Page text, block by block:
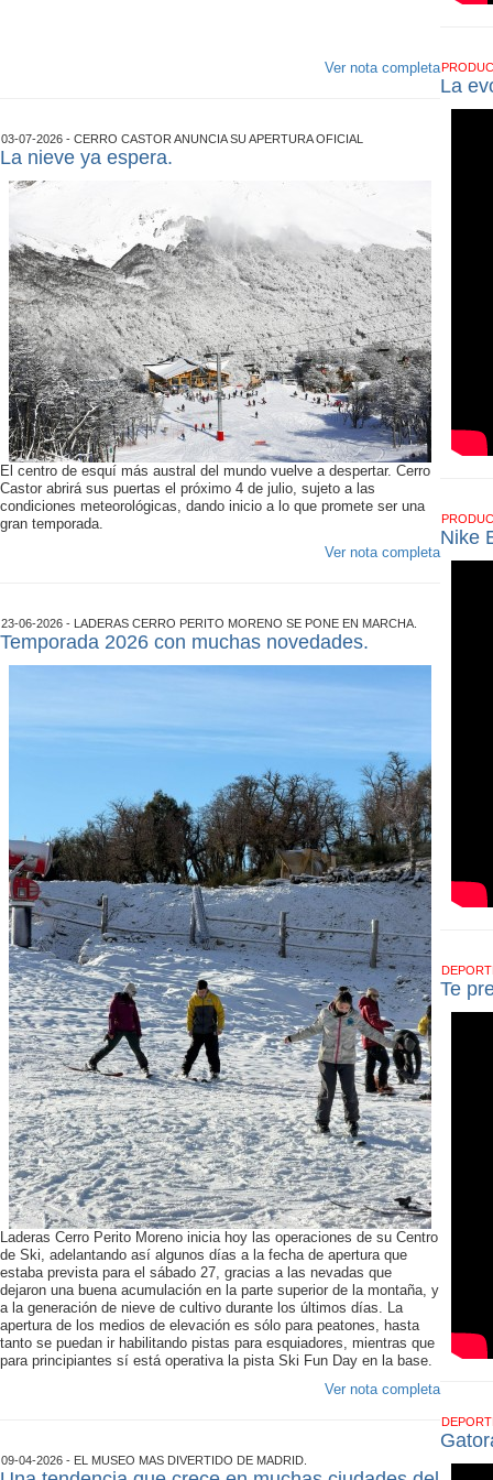
Ver nota completa
03-07-2026 - CERRO CASTOR ANUNCIA SU APERTURA OFICIAL
La nieve ya espera.
El centro de esquí más austral del mundo vuelve a despertar. Cerro
Castor abrirá sus puertas el próximo 4 de julio, sujeto a las
condiciones meteorológicas, dando inicio a lo que promete ser una
gran temporada.
Ver nota completa
23-06-2026 - LADERAS CERRO PERITO MORENO SE PONE EN MARCHA.
Temporada 2026 con muchas novedades.
Laderas Cerro Perito Moreno inicia hoy las operaciones de su Centro
de Ski, adelantando así algunos días a la fecha de apertura que
estaba prevista para el sábado 27, gracias a las nevadas que
dejaron una buena acumulación en la parte superior de la montaña, y
a la generación de nieve de cultivo durante los últimos días. La
apertura de los medios de elevación es sólo para peatones, hasta
tanto se puedan ir habilitando pistas para esquiadores, mientras que
para principiantes sí está operativa la pista Ski Fun Day en la base.
Ver nota completa
09-04-2026 - EL MUSEO MAS DIVERTIDO DE MADRID.
La
Nike
Te